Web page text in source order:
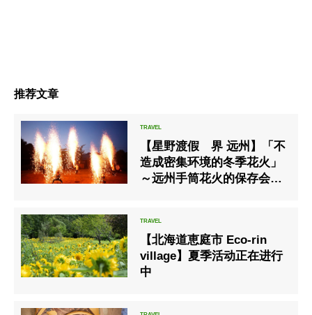
推荐文章
【星野渡假 界 远州】「不
造成密集环境的冬季花火」
～远州手筒花火的保存会与
【北海道恵庭市 Eco-rin
village】夏季活动正在进行
中